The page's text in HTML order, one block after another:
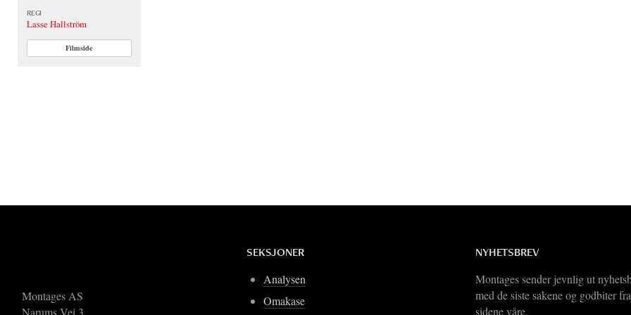
REGI
Lasse Hallström
Filmside
Montages AS
Narums Vei 3
SEKSJONER
Analysen
Omakase
NYHETSBREV
Montages sender jevnlig ut
med de siste sakene og godbiter fra
sidene våre.